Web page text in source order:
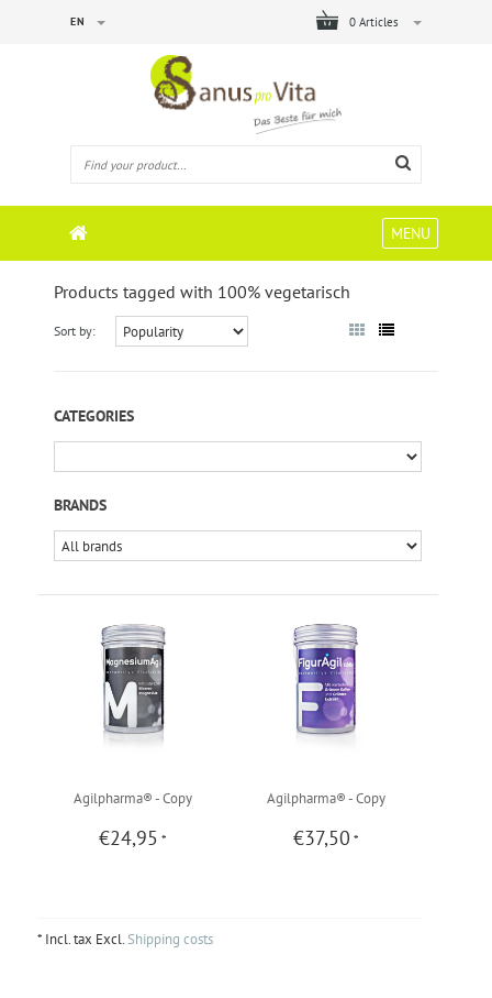
0 Articles
EN
MENU
Products tagged with 100% vegetarisch
Sort by:
CATEGORIES
BRANDS
Agilpharma® - Copy
€24,95 *
Agilpharma® - Copy
€37,50 *
* Incl. tax Excl.Shipping costs